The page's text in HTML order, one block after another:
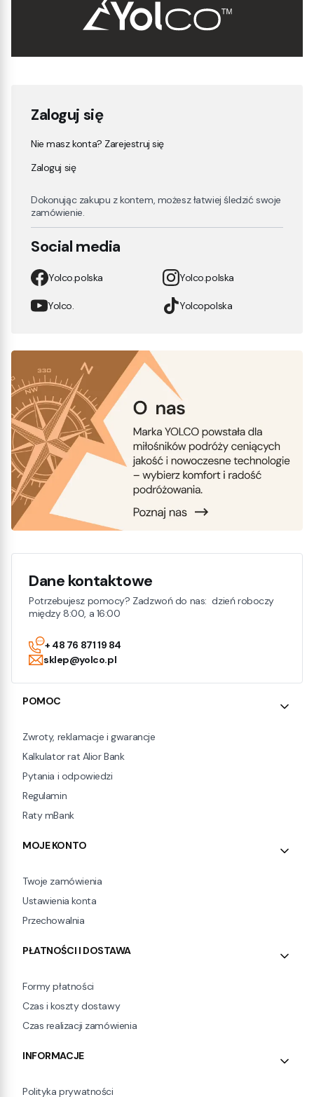
Zaloguj się
Nie masz konta? Zarejestruj się
Zaloguj się
Dokonując zakupu z kontem, możesz łatwiej śledzić swoje
zamówienie.
Social media
Yolco.polska Yolco.polska
Yolco. Yolcopolska
Dane kontaktowe
Potrzebujesz pomocy? Zadzwoń do nas: dzień roboczy
między 8:00, a 16:00
+ 48 76 871 19 84
sklep@yolco.pl
Linki w stopce
POMOC
Zwroty, reklamacje i gwarancje
Kalkulator rat Alior Bank
Pytania i odpowiedzi
Regulamin
Raty mBank
MOJE KONTO
Twoje zamówienia
Ustawienia konta
Przechowalnia
PŁATNOŚCI I DOSTAWA
Formy płatności
Czas i koszty dostawy
Czas realizacji zamówienia
INFORMACJE
Polityka prywatności